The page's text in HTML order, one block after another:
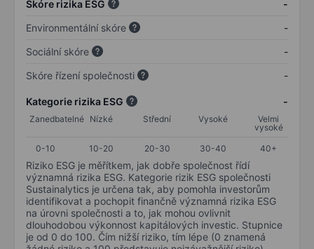
Skóre rizika ESG
-
Environmentální skóre
-
Sociální skóre
-
Skóre řízení společnosti
-
Kategorie rizika ESG -
Zanedbatelné Nízké Střední Vysoké
Velmi
vysoké
0-10
10-20 20-30 30-40 40+
Riziko ESG je měřítkem, jak dobře společnost řídí
významná rizika ESG. Kategorie rizik ESG společnosti
Sustainalytics je určena tak, aby pomohla investorům
identifikovat a pochopit finančně významná rizika ESG
na úrovni společnosti a to, jak mohou ovlivnit
dlouhodobou výkonnost kapitálových investic. Stupnice
je od 0 do 100. Čím nižší riziko, tím lépe (0 znamená